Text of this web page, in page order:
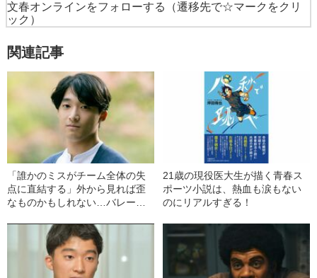
文春オンラインをフォローする
（遷移先で☆マークをクリ
ック）
関連記事
「誰かのミスがチーム全体の失
点に直結する」外から見れば歪
なものかもしれない…バレーボ
21歳の現役医大生が描く青春ス
ポーツ小説は、熱血も涙もない
のにリアルすぎる！